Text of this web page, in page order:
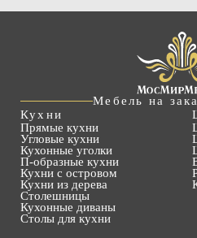
Мебель на
Кухни
Прямые кухни
Угловые кухни
Кухонные уголки
П-образные кухни
Кухни с островом
Кухни из дерева
Столешницы
Кухонные диваны
Столы для кухни